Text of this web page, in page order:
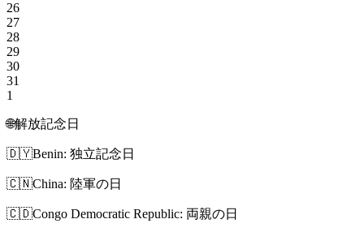
26
27
28
29
30
31
1
🌐解放記念日
🇩🇾Benin: 独立記念日
🇨🇳China: 陸軍の日
🇨🇩Congo Democratic Republic: 両親の日